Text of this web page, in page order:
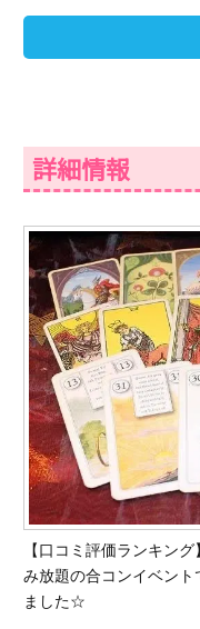
詳細情報
【口コミ評価ランキン
み放題の合コンイベン
ました☆